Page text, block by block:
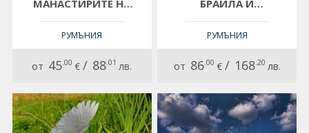
МАНАСТИРИТЕ НА
СЕВЕРНА
ДОБРУДЖА В
РУМЪНИЯ
РУМЪНИЯ
от 45.00 €/ 88.01 лв.
БРАИЛА И
РАЗХОДКА ПО РЕКА
ДУНАВ
РУМЪНИЯ
от 86.00 € / 168.20 лв.